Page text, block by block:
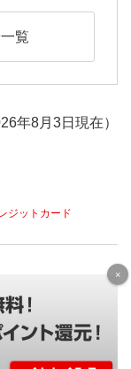
覧
年8月3日現在）
ジットカード
×